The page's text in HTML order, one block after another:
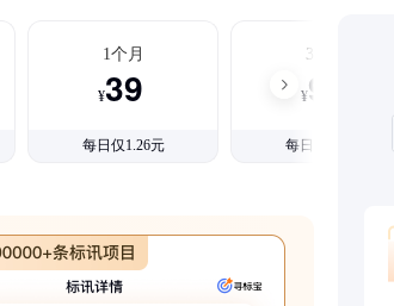
1个月
¥39
每日仅1.26元
3个月
¥99
每日仅1.08元